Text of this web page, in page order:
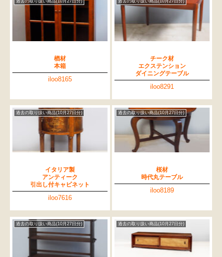
過去の取り扱い商品(10月27日分)
楢材
本箱
iloo8165
過去の取り扱い商品(10月27日分)
チーク材
エクステンション
ダイニングテーブル
iloo8291
過去の取り扱い商品(10月27日分)
イタリア製
アンティーク
引出し付キャビネット
iloo7616
過去の取り扱い商品(10月27日分)
桜材
時代丸テーブル
iloo8189
過去の取り扱い商品(10月27日分) 過去の取り扱い商品(10月27日分)